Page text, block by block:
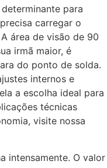
para
carregar o
área de visão de 90
irmã maior, é
do ponto de solda.
internos e
a escolha ideal para
técnicas
visite nossa
intensamente. O valor